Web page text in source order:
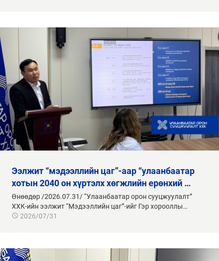
ээлжит “мэдээллийн цаг”-аар “улаанбаатар
хотын 2040 он хүртэлх хөгжлийн ерөнхий …
Өнөөдөр /2026.07.31/ “Улаанбаатар орон сууцжуулалт”
ХХК-ийн ээлжит “Мэдээллийн цаг”-ийг Гэр хорооллы…
2026/07/31